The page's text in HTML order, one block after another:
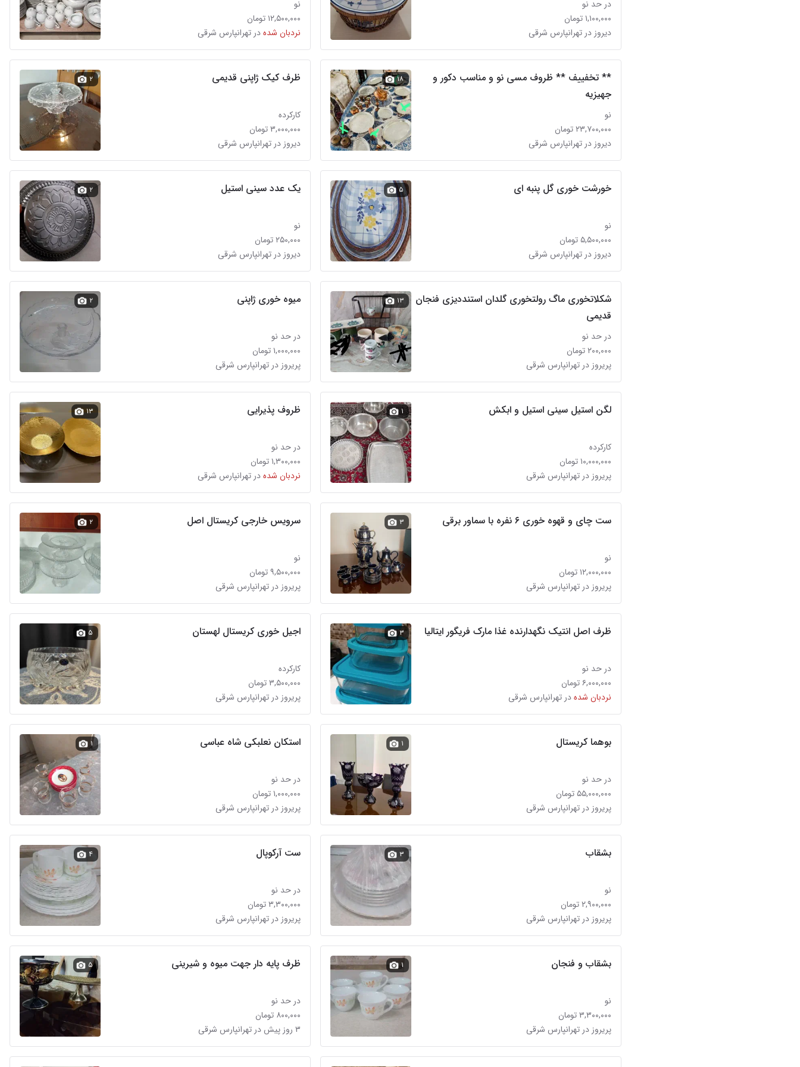
در حد نو
۱,۱۰۰,۰۰۰ تومان
دیروز در تهرانپارس شرقی
نو
۱۲,۵۰۰,۰۰۰ تومان
نردبان شدهدر تهرانپارس شرقی
** تخفییف ** ظروف مسی نو و مناسب دکور و
جهیزیه
نو
۲۳,۷۰۰,۰۰۰ تومان
دیروز در تهرانپارس شرقی
۱۸ ظرف کیک ژاپنی قدیمی
کارکرده
۳,۰۰۰,۰۰۰ تومان
دیروز در تهرانپارس شرقی
۲
خورشت خوری گل پنبه ای
نو
۵,۵۰۰,۰۰۰ تومان
دیروز در تهرانپارس شرقی
۵ یک عدد سینی استیل
نو
۲۵۰,۰۰۰ تومان
دیروز در تهرانپارس شرقی
۲
شکلاتخوری ماگ رولتخوری گلدان استنددیزی فنجان
قدیمی
در حد نو
۲۰۰,۰۰۰ تومان
پریروز در تهرانپارس شرقی
۱۳ میوه خوری ژاپنی
در حد نو
۱,۰۰۰,۰۰۰ تومان
پریروز در تهرانپارس شرقی
۲
لگن استیل سینی استیل و ابکش
کارکرده
۱۰,۰۰۰,۰۰۰ تومان
پریروز در تهرانپارس شرقی
۱ ظروف پذیرایی
در حد نو
۱,۳۰۰,۰۰۰ تومان
نردبان شدهدر تهرانپارس شرقی
۱۳
ست چای و قهوه خوری ۶ نفره با سماور برقی
نو
۱۲,۰۰۰,۰۰۰ تومان
پریروز در تهرانپارس شرقی
۳ سرویس خارجی کریستال اصل
نو
۹,۵۰۰,۰۰۰ تومان
پریروز در تهرانپارس شرقی
۲
ظرف اصل انتیک نگهدارنده غذا مارک فریگور ایتالیا
در حد نو
۶,۰۰۰,۰۰۰ تومان
نردبان شدهدر تهرانپارس شرقی
۳ اجیل خوری کریستال لهستان
کارکرده
۳,۵۰۰,۰۰۰ تومان
پریروز در تهرانپارس شرقی
۵
بوهما کریستال
در حد نو
۵۵,۰۰۰,۰۰۰ تومان
پریروز در تهرانپارس شرقی
۱ استکان نعلبکی شاه عباسی
در حد نو
۱,۰۰۰,۰۰۰ تومان
پریروز در تهرانپارس شرقی
۱
بشقاب
نو
۲,۹۰۰,۰۰۰ تومان
پریروز در تهرانپارس شرقی
۳ ست آرکوپال
در حد نو
۳,۳۰۰,۰۰۰ تومان
پریروز در تهرانپارس شرقی
۴
بشقاب و فنجان
نو
۳,۳۰۰,۰۰۰ تومان
پریروز در تهرانپارس شرقی
۱ ظرف پایه دار جهت میوه و شیرینی
در حد نو
۸۰۰,۰۰۰ تومان
۳ روز پیش در تهرانپارس شرقی
۵